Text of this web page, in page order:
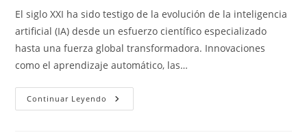
la
entrada:
El siglo XXI ha sido testigo de la evolución de la inteligencia
artificial (IA) desde un esfuerzo científico especializado
hasta una fuerza global transformadora. Innovaciones
como el aprendizaje automático, las…
Continuar Leyendo Cultura
Digital